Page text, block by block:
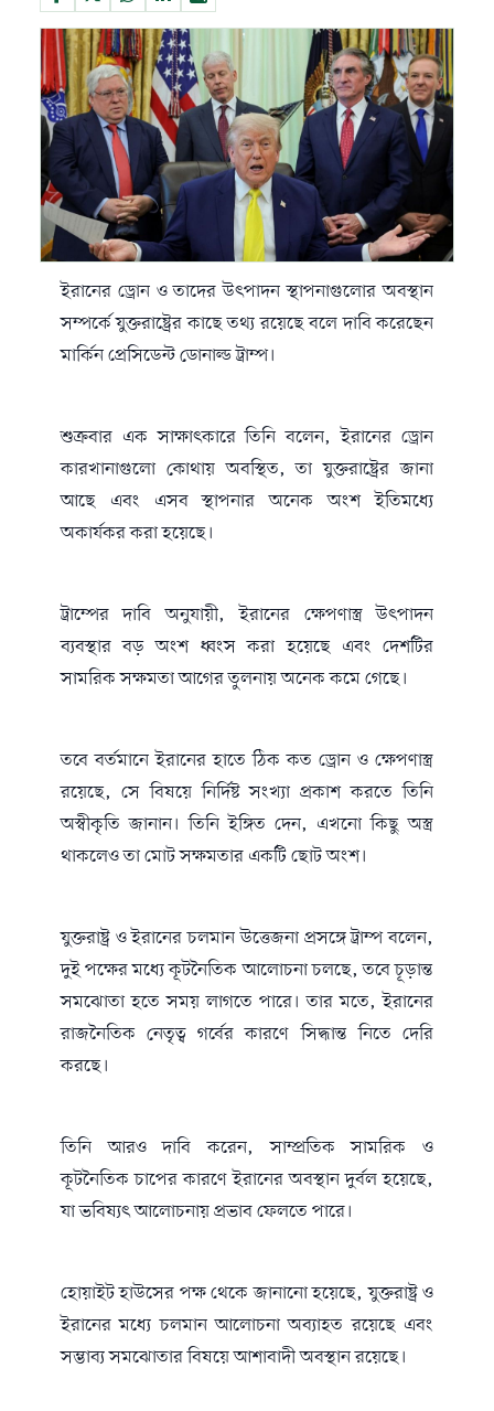
ইরানের ড্রোন ও তাদের উৎপাদন স্থাপনাগুলোর অবস্থান
সম্পর্কে যুক্তরাষ্ট্রের কাছে তথ্য রয়েছে বলে দাবি করেছেন
মার্কিন প্রেসিডেন্ট ডোনাল্ড ট্রাম্প।
শুক্রবার এক সাক্ষাৎকারে তিনি বলেন, ইরানের ড্রোন
কারখানাগুলো কোথায় অবস্থিত, তা যুক্তরাষ্ট্রের জানা
আছে এবং এসব স্থাপনার অনেক অংশ ইতিমধ্যে
অকার্যকর করা হয়েছে।
ট্রাম্পের দাবি অনুযায়ী, ইরানের ক্ষেপণাস্ত্র উৎপাদন
ব্যবস্থার বড় অংশ ধ্বংস করা হয়েছে এবং দেশটির
সামরিক সক্ষমতা আগের তুলনায় অনেক কমে গেছে।
তবে বর্তমানে ইরানের হাতে ঠিক কত ড্রোন ও ক্ষেপণাস্ত্র
রয়েছে, সে বিষয়ে নির্দিষ্ট সংখ্যা প্রকাশ করতে তিনি
অস্বীকৃতি জানান। তিনি ইঙ্গিত দেন, এখনো কিছু অস্ত্র
থাকলেও তা মোট সক্ষমতার একটি ছোট অংশ।
যুক্তরাষ্ট্র ও ইরানের চলমান উত্তেজনা প্রসঙ্গে ট্রাম্প বলেন,
দুই পক্ষের মধ্যে কূটনৈতিক আলোচনা চলছে, তবে চূড়ান্ত
সমঝোতা হতে সময় লাগতে পারে। তার মতে, ইরানের
রাজনৈতিক নেতৃত্ব গর্বের কারণে সিদ্ধান্ত নিতে দেরি
করছে।
তিনি আরও দাবি করেন, সাম্প্রতিক সামরিক ও
কূটনৈতিক চাপের কারণে ইরানের অবস্থান দুর্বল হয়েছে,
যা ভবিষ্যৎ আলোচনায় প্রভাব ফেলতে পারে।
হোয়াইট হাউসের পক্ষ থেকে জানানো হয়েছে, যুক্তরাষ্ট্র ও
ইরানের মধ্যে চলমান আলোচনা অব্যাহত রয়েছে এবং
সম্ভাব্য সমঝোতার বিষয়ে আশাবাদী অবস্থান রয়েছে।